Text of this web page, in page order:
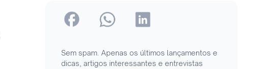
Sem spam. Apenas os últimos lançamentos e
dicas, artigos interessantes e entrevistas